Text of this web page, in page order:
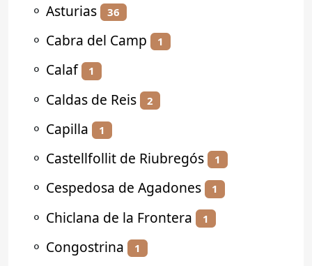
⚬ Asturias 36
⚬ Cabra del Camp 1
⚬ Calaf 1
⚬ Caldas de Reis 2
⚬ Capilla 1
⚬ Castellfollit de Riubregós 1
⚬ Cespedosa de Agadones 1
⚬ Chiclana de la Frontera 1
⚬ Congostrina 1